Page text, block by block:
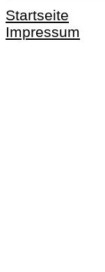
Startseite
Impressum